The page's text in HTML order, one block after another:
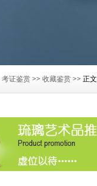
考证鉴赏 >> 收藏鉴赏 >> 正文